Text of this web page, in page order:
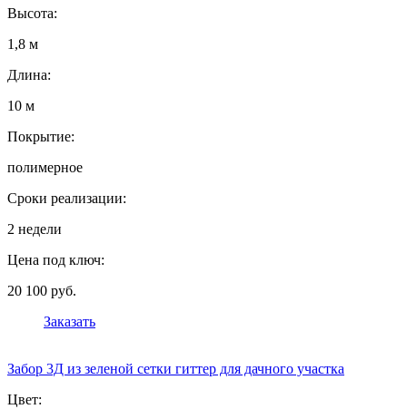
Высота:
1,8 м
Длина:
10 м
Покрытие:
полимерное
Сроки реализации:
2 недели
Цена под ключ:
20 100 руб.
Заказать
Забор 3Д из зеленой сетки гиттер для дачного участка
Цвет: